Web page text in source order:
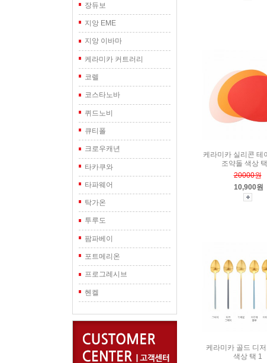
장듀보
지앙 EME
지앙 이바마
케라미카 커트러리
코렐
코스타노바
퀴드노비
큐티폴
크로우캐년
타카쿠와
타파웨어
탁가온
투루도
팜파베이
포트메리온
프로그레시브
헨켈
케라미카 실리콘 테
조약돌 색상
20000원
10,900원
케라미카 골드 디
색상 택 1